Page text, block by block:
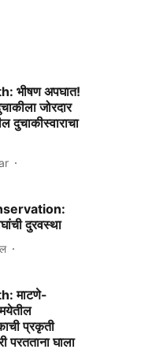
भीषण अपघात!
जोरदार
दुचाकीस्वाराचा
दुरवस्था
माटणे-
मयेतील
प्रकृती
परतताना घाला